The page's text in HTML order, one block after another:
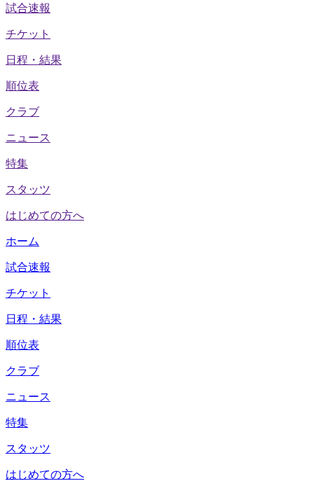
試合速報
チケット
日程・結果
順位表
クラブ
ニュース
特集
スタッツ
はじめての方へ
ホーム
試合速報
チケット
日程・結果
順位表
クラブ
ニュース
特集
スタッツ
はじめての方へ